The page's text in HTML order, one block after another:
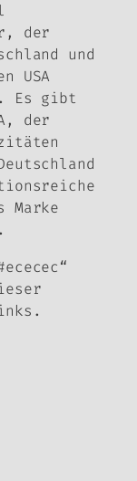
der
und
USA
Es gibt
der